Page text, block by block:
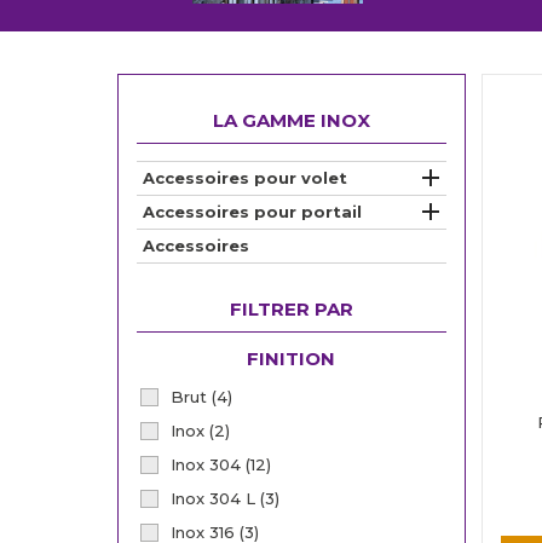
LA GAMME INOX
Accessoires pour volet 
Accessoires pour portail 
Accessoires
FILTRER PAR
FINITION
Brut (4)
Inox (2)
Inox 304 (12)
Inox 304 L (3)
Inox 316 (3)